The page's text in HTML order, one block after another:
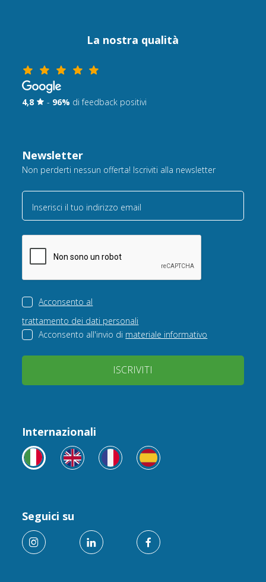
La nostra qualità
4,8 - 96% di feedback positivi
Newsletter
Non perderti nessun offerta! Iscriviti alla newsletter
Inserisci il tuo indirizzo email
Acconsento al
trattamento dei dati personali
Acconsento all'invio di materiale informativo
ISCRIVITI
Internazionali
Seguici su